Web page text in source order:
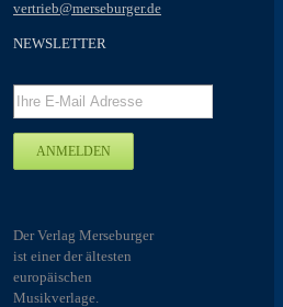
vertrieb@merseburger.de
NEWSLETTER
Der Verlag Merseburger
ist einer der ältesten
europäischen
Musikverlage.